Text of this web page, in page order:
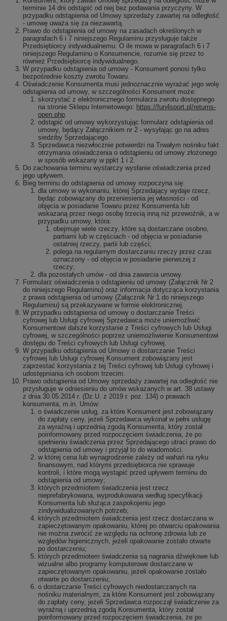
terminie 14 dni odstąpić od niej bez podawania przyczyny. W
przypadku odstąpienia od Umowy sprzedaży zawartej na odległość
- umowę uważa się za niezawartą.
Prawo do odstąpienia od umowy na zasadach określonych w
paragrafach 6 i 7 niniejszego Regulaminu przysługuje także
Przedsiębiorcy indywidualnemu. O ile mowa w paragrafach 6 i 7
niniejszego Regulaminu o Konsumencie, rozumie się przez to
również Przedsiębiorcę indywidualnego.
W przypadku odstąpienia od umowy - Konsument ponosi tylko
bezpośrednie koszty zwrotu Towaru.
Oświadczenie Konsumenta musi jednoznacznie wyrażać jego wolę
odstąpienia od umowy, w szczególności Konsument może:
skorzystać z elektronicznego formularza zwrotu dostępnego
na stronie Sklepu Internetowego: https://fun4sport.pl/returns-
open.php.
odstąpić od umowy wykorzystując formularz odstąpienia od
umowy, będący Załącznikiem nr 2 - wysyłając go na adres
siedziby Sprzedającego.
Sprzedawca niezwłocznie potwierdzi na Trwałym nośniku fakt
otrzymania oświadczenia o odstąpieniu od umowy złożonego
w sposób wskazany w ppkt 1 i 2.
Do zachowania terminu wystarczy wysłanie oświadczenia przed
jego upływem.
Bieg terminu do odstąpienia od umowy rozpoczyna się:
dla umowy w wykonaniu, której Sprzedający wydaje rzecz,
będąc zobowiązany do przeniesienia jej własności - od
objęcia w posiadanie Towaru przez Konsumenta lub
wskazaną przez niego osobę trzecią inną niż przewoźnik, a w
przypadku umowy, która:
obejmuje wiele rzeczy, które są dostarczane osobno,
partiami lub w częściach - od objęcia w posiadanie
ostatniej rzeczy, partii lub części;
polega na regularnym dostarczaniu rzeczy przez czas
oznaczony - od objęcia w posiadanie pierwszej z
rzeczy;
dla pozostałych umów - od dnia zawarcia umowy.
Formularz oświadczenia o odstąpieniu od umowy (Załącznik Nr 2
do niniejszego Regulaminu) oraz informacja dotycząca korzystania
z prawa odstąpienia od umowy (Załącznik Nr 1 do niniejszego
Regulaminu) są przekazywane w formie elektronicznej.
W przypadku odstąpienia od umowy o dostarczanie Treści
cyfrowej lub Usługi cyfrowej Sprzedawca może uniemożliwić
Konsumentowi dalsze korzystanie z Treści cyfrowych lub Usługi
cyfrowej, w szczególności poprzez uniemożliwienie Konsumentowi
dostępu do Treści cyfrowych lub Usługi cyfrowej.
W przypadku odstąpienia od Umowy o dostarczanie Treści
cyfrowej lub Usługi cyfrowej Konsument zobowiązany jest
zaprzestać korzystania z tej Treści cyfrowej lub Usługi cyfrowej i
udostępniania ich osobom trzecim.
Prawo odstąpienia od Umowy sprzedaży zawartej na odległość nie
przysługuje w odniesieniu do umów wskazanych w art. 38 ustawy
z dnia 30.05.2014 r. (Dz.U. z 2019 r. poz. 134) o prawach
konsumenta, m.in. Umów:
o świadczenie usług, za które Konsument jest zobowiązany
do zapłaty ceny, jeżeli Sprzedawca wykonał w pełni usługę
za wyraźną i uprzednią zgodą Konsumenta, który został
poinformowany przed rozpoczęciem świadczenia, że po
spełnieniu świadczenia przez Sprzedającego utraci prawo do
odstąpienia od umowy i przyjął to do wiadomości.
w której cena lub wynagrodzenie zależy od wahań na ryku
finansowym, nad którymi przedsiębiorca nie sprawuje
kontroli, i które mogą wystąpić przed upływem terminu do
odstąpienia od umowy;
których przedmiotem świadczenia jest rzecz
nieprefabrykowana, wyprodukowana według specyfikacji
Konsumenta lub służąca zaspokojeniu jego
zindywidualizowanych potrzeb;
których przedmiotem świadczenia jest rzecz dostarczana w
zapieczętowanym opakowaniu, której po otwarciu opakowania
nie można zwrócić ze względu na ochronę zdrowia lub ze
względów higienicznych, jeżeli opakowanie zostało otwarte
po dostarczeniu;
których przedmiotem świadczenia są nagrania dźwiękowe lub
wizualne albo programy komputerowe dostarczane w
zapieczętowanym opakowaniu, jeżeli opakowanie zostało
otwarte po dostarczeniu;
o dostarczanie Treści cyfrowych niedostarczanych na
nośniku materialnym, za które Konsument jest zobowiązany
do zapłaty ceny, jeżeli Sprzedawca rozpoczął świadczenie za
wyraźną i uprzednią zgodą Konsumenta, który został
poinformowany przed rozpoczęciem świadczenia, że po